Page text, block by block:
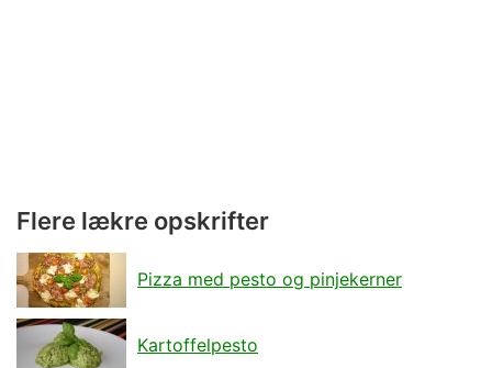
Flere lækre opskrifter
Pizza med pesto og pinjekerner
Kartoffelpesto